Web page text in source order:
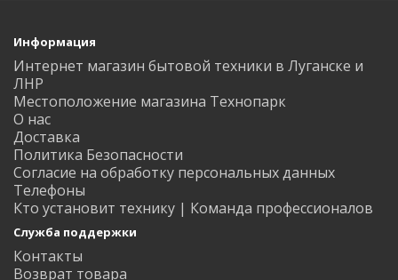
Информация
Интернет магазин бытовой техники в Луганске и
ЛНР
Местоположение магазина Технопарк
О нас
Доставка
Политика Безопасности
Согласие на обработку персональных данных
Телефоны
Кто установит технику | Команда профессионалов
Служба поддержки
Контакты
Возврат товара